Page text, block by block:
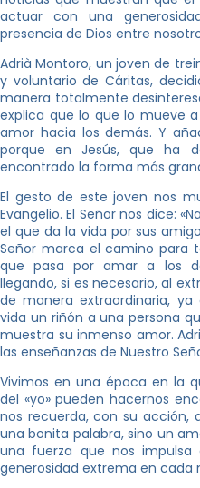
actuar con una
presencia de Dios entre
Adrià Montoro, un joven de
y voluntario de Cáritas,
manera totalmente
explica que lo que lo mueve
amor hacia los demás. Y
porque en Jesús, que ha
encontrado la forma más
El gesto de este joven nos
Evangelio. El Señor nos dice:
el que da la vida por sus
Señor marca el camino para
que pasa por amar a los
llegando, si es necesario, al
de manera extraordinaria,
vida un riñón a una persona
muestra su inmenso amor.
las enseñanzas de Nuestro
Vivimos en una época en la
del «yo» pueden hacernos
nos recuerda, con su acción,
una bonita palabra, sino un
una fuerza que nos
generosidad extrema en cada